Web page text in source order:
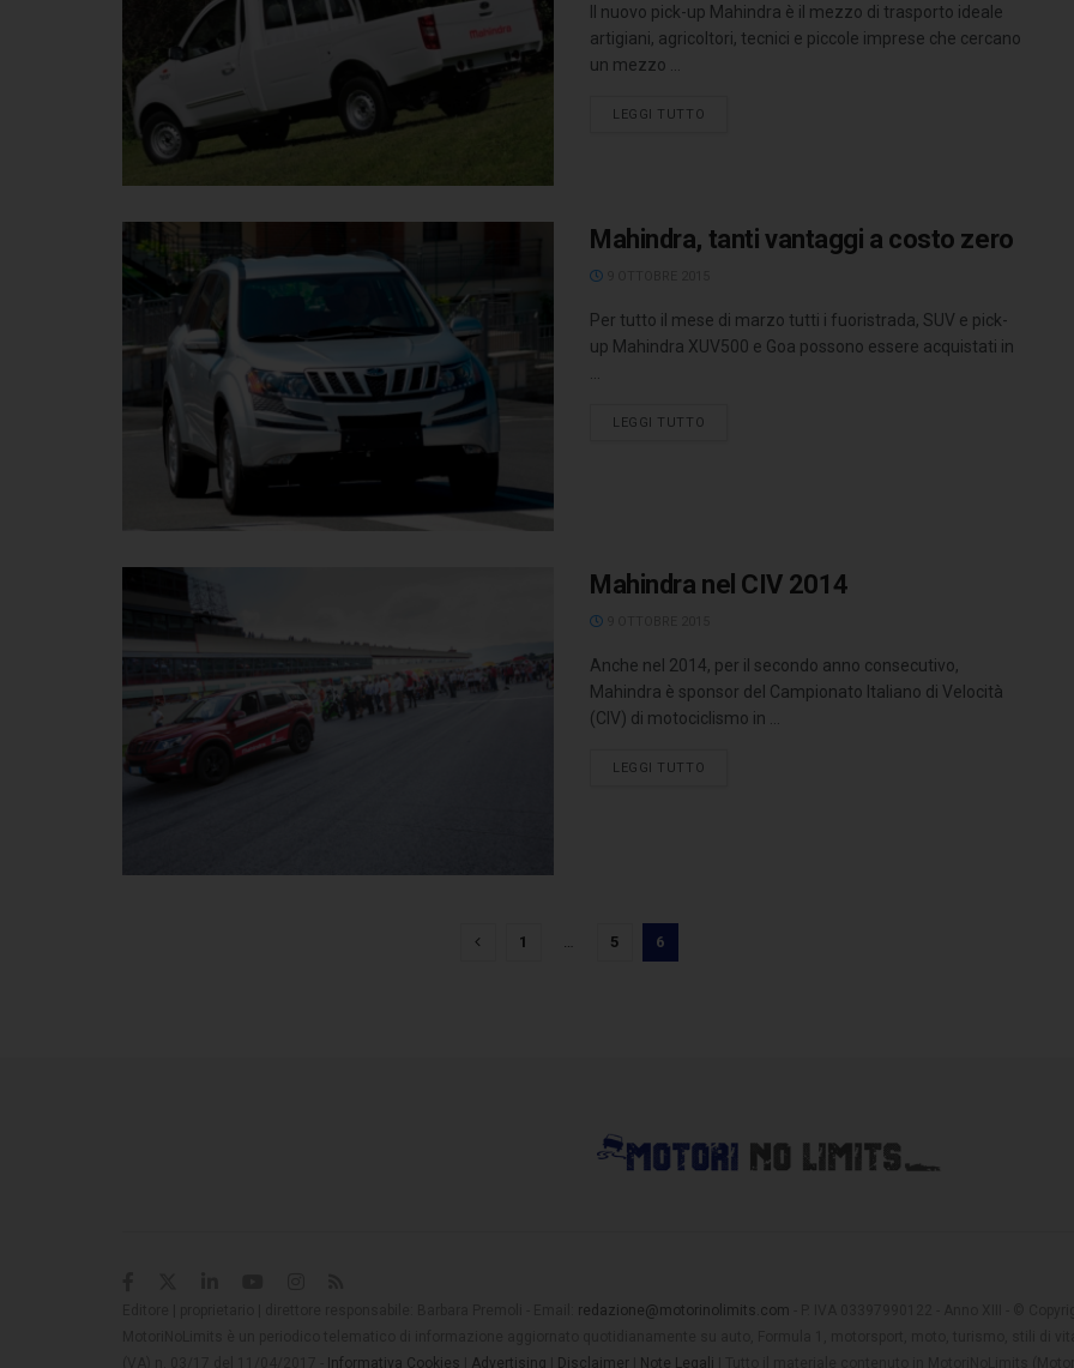
Il nuovo pick-up Mahindra è il mezzo di trasporto ideale
artigiani, agricoltori, tecnici e piccole imprese che cercano
un mezzo ...
LEGGI TUTTO
Mahindra, tanti vantaggi a costo zero
Per tutto il mese di marzo tutti i fuoristrada, SUV e pick-
up Mahindra XUV500 e Goa possono essere acquistati in
LEGGI TUTTO
Mahindra nel CIV 2014
Anche nel 2014, per il secondo anno consecutivo,
Mahindra è sponsor del Campionato Italiano di Velocità
(CIV) di motociclismo in ...
LEGGI TUTTO
1 5 6
redazione@motorinolimits.com
Informativa Cookies Advertising Disclaimer Note Legali